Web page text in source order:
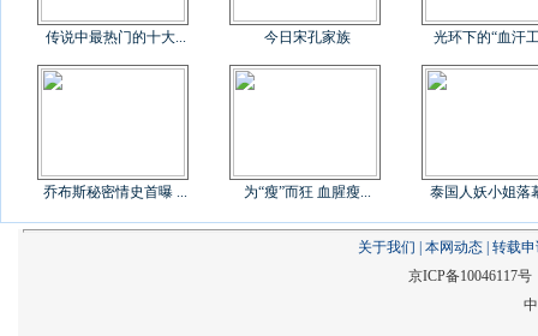
传说中最热门的十大... 今日宋孔家族 光环下的“血汗
乔布斯秘密情史首曝 ... 为“瘦”而狂 血腥瘦... 泰国人妖小姐落
关于我们 本网动态 转载
京ICP备10046117